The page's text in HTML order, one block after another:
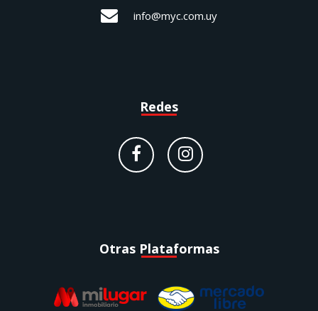
info@myc.com.uy
Redes
Otras Plataformas